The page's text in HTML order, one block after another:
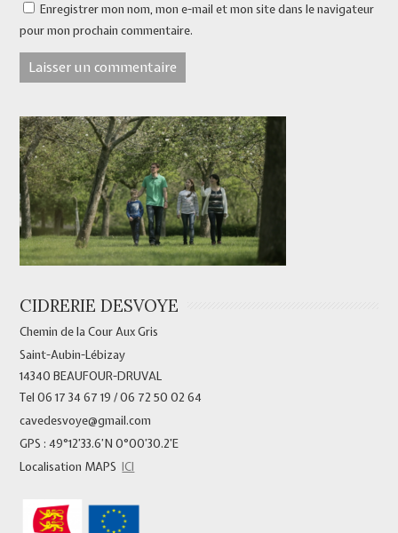
Enregistrer mon nom, mon e-mail et mon site dans le navigateur
pour mon prochain commentaire.
CIDRERIE DESVOYE
Chemin de la Cour Aux Gris
Saint-Aubin-Lébizay
14340 BEAUFOUR-DRUVAL
Tel 06 17 34 67 19 / 06 72 50 02 64
cavedesvoye@gmail.com
GPS : 49°12’33.6’N 0°00’30.2’E
Localisation MAPSICI